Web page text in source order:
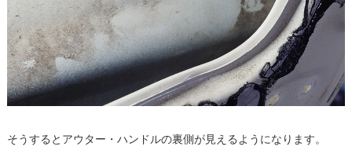
そうするとアウター・ハンドルの裏側が見えるようになります。